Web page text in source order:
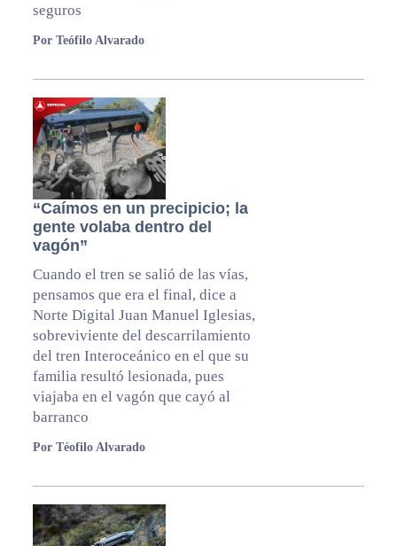
seguros
Por Teófilo Alvarado
“Caímos en un precipicio; la
gente volaba dentro del
vagón”
Cuando el tren se salió de las vías,
pensamos que era el final, dice a
Norte Digital Juan Manuel Iglesias,
sobreviviente del descarrilamiento
del tren Interoceánico en el que su
familia resultó lesionada, pues
viajaba en el vagón que cayó al
barranco
Por Téofilo Alvarado